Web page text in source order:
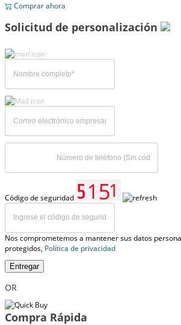
Comprar ahora
Solicitud de personalización
Código de seguridad
Nos comprometemos a mantener sus datos
protegidos, Política de privacidad
Entregar
OR
Compra Rápida